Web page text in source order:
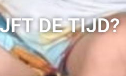
DE TIJD?